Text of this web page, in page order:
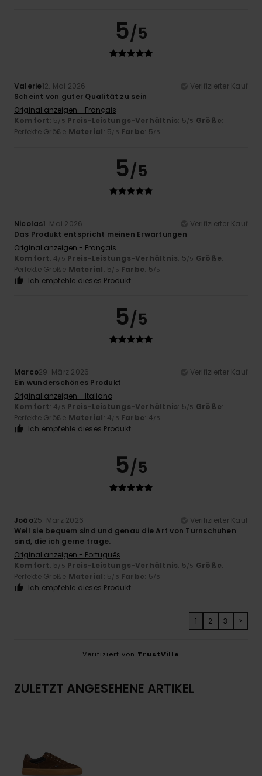
5/5
Valerie12. Mai 2026
Verifizierter Kauf
Scheint von guter Qualität zu sein
Original anzeigen - Français
Komfort: 5/5 Preis-Leistungs-Verhältnis: 5/5 Größe:
Perfekte Größe Material: 5/5 Farbe: 5/5
5/5
Nicolas1. Mai 2026
Verifizierter Kauf
Das Produkt entspricht meinen Erwartungen
Original anzeigen - Français
Komfort: 4/5 Preis-Leistungs-Verhältnis: 5/5 Größe:
Perfekte Größe Material: 5/5 Farbe: 5/5
Ich empfehle dieses Produkt
5/5
Marco29. März 2026
Verifizierter Kauf
Ein wunderschönes Produkt
Original anzeigen - Italiano
Komfort: 4/5 Preis-Leistungs-Verhältnis: 5/5 Größe:
Perfekte Größe Material: 4/5 Farbe: 4/5
Ich empfehle dieses Produkt
5/5
João25. März 2026
Verifizierter Kauf
Weil sie bequem sind und genau die Art von Turnschuhen
sind, die ich gerne trage.
Original anzeigen - Português
Komfort: 5/5 Preis-Leistungs-Verhältnis: 5/5 Größe:
Perfekte Größe Material: 5/5 Farbe: 5/5
Ich empfehle dieses Produkt
1 2 3 >
Verifiziert von TrustVille
ZULETZT ANGESEHENE ARTIKEL